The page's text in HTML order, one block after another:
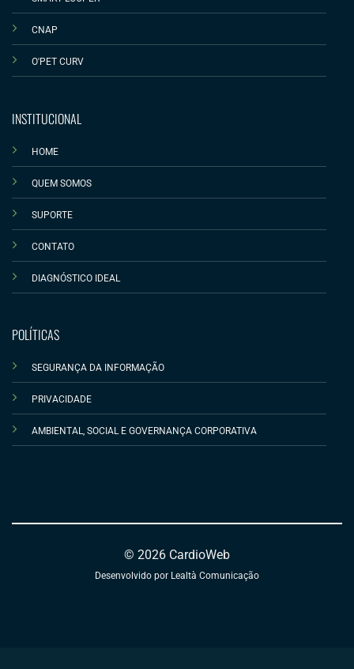
CNAP
O'PET CURV
INSTITUCIONAL
HOME
QUEM SOMOS
SUPORTE
CONTATO
DIAGNÓSTICO IDEAL
POLÍTICAS
SEGURANÇA DA INFORMAÇÃO
PRIVACIDADE
AMBIENTAL, SOCIAL E GOVERNANÇA CORPORATIVA
© 2026 CardioWeb
Desenvolvido por Lealtà Comunicação